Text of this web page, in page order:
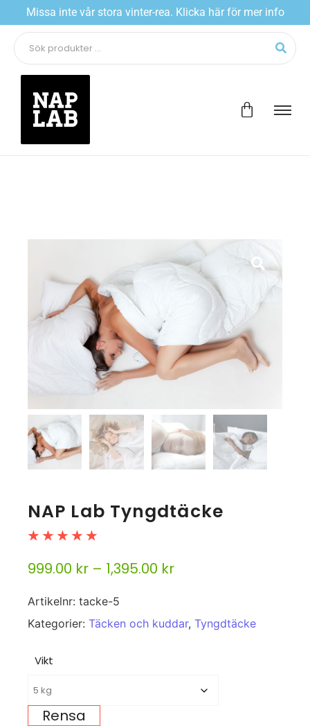
Missa inte vår stora vinter-rea. Klicka här för mer info
NAP Lab Tyngdtäcke
☆ ☆ ☆ ☆ ☆
999.00 kr – 1,395.00 kr
Artikelnr: tacke-5
Kategorier: Täcken och kuddar, Tyngdtäcke
Vikt
Rensa